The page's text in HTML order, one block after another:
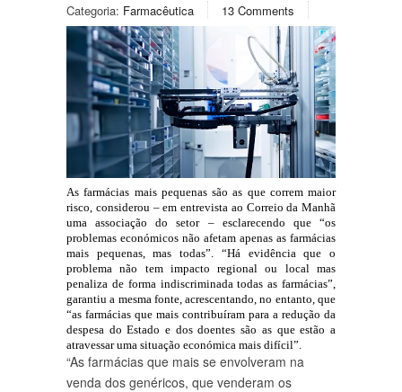
Categoria: Farmacêutica 13 Comments
As farmácias mais pequenas são as que correm maior
risco, considerou – em entrevista ao Correio da Manhã
uma associação do setor – esclarecendo que “os
problemas económicos não afetam apenas as farmácias
mais pequenas, mas todas”. “Há evidência que o
problema não tem impacto regional ou local mas
penaliza de forma indiscriminada todas as farmácias”,
garantiu a mesma fonte, acrescentando, no entanto, que
“as farmácias que mais contribuíram para a redução da
despesa do Estado e dos doentes são as que estão a
atravessar uma situação económica mais difícil”.
“As farmácias que mais se envolveram na
venda dos genéricos, que venderam os